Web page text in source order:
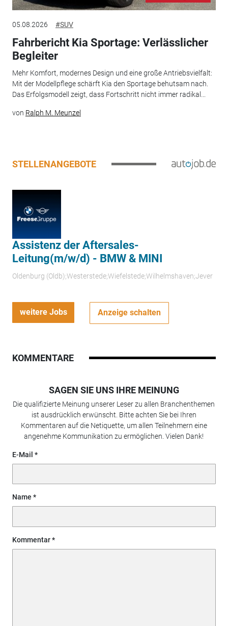
05.08.2026 #SUV
Fahrbericht Kia Sportage: Verlässlicher
Begleiter
Mehr Komfort, modernes Design und eine große Antriebsvielfalt:
Mit der Modellpflege schärft Kia den Sportage behutsam nach.
Das Erfolgsmodell zeigt, dass Fortschritt nicht immer radikal...
von Ralph M. Meunzel
STELLENANGEBOTE
Assistenz der Aftersales-
Leitung(m/w/d) - BMW & MINI
Oldenburg (Oldb);Westerstede;Wiefelstede;Wilhelmshaven;Jever
weitere Jobs Anzeige schalten
KOMMENTARE
SAGEN SIE UNS IHRE MEINUNG
Die qualifizierte Meinung unserer Leser zu allen Branchenthemen
ist ausdrücklich erwünscht. Bitte achten Sie bei Ihren
Kommentaren auf die Netiquette, um allen Teilnehmern eine
angenehme Kommunikation zu ermöglichen. Vielen Dank!
E-Mail
Name
Kommentar